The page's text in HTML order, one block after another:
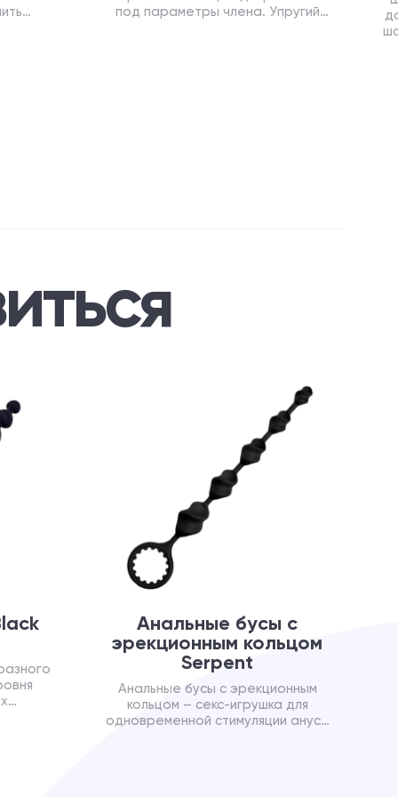
под параметры члена. Упругий
Анальные бусы с
эрекционным кольцом
Serpent
Анальные бусы с эрекционным
кольцом – секс-игрушка для
одновременной стимуляции ануса